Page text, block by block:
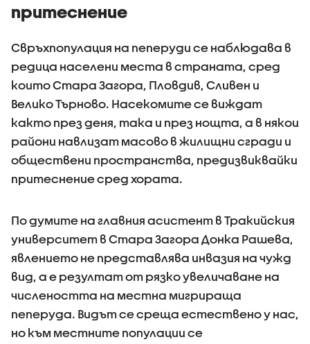
притеснение
Свръхпопулация на пеперуди се наблюдава в
редица населени места в страната, сред
които Стара Загора, Пловдив, Сливен и
Велико Търново. Насекомите се виждат
както през деня, така и през нощта, а в някои
райони навлизат масово в жилищни сгради и
обществени пространства, предизвиквайки
притеснение сред хората.
По думите на главния асистент в Тракийския
университет в Стара Загора Донка Рашева,
явлението не представлява инвазия на чужд
вид, а е резултат от рязко увеличаване на
числеността на местна мигрираща
пеперуда. Видът се среща естествено у нас,
но към местните популации се